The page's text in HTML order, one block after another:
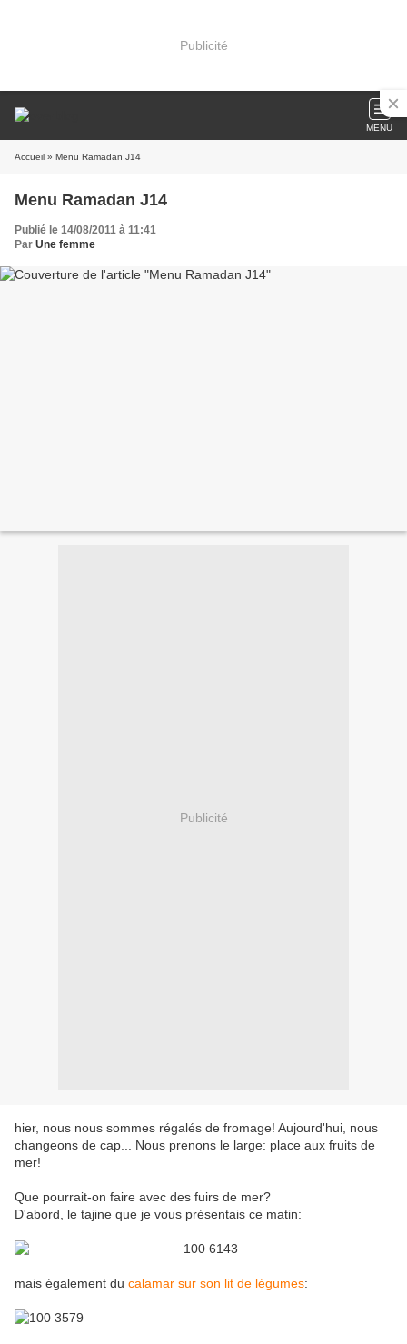
Publicité
MENU
Accueil » Menu Ramadan J14
Menu Ramadan J14
Publié le 14/08/2011 à 11:41
Par Une femme
Publicité
hier, nous nous sommes régalés de fromage! Aujourd'hui, nous
changeons de cap... Nous prenons le large: place aux fruits de
mer!
Que pourrait-on faire avec des fuirs de mer?
D'abord, le tajine que je vous présentais ce matin:
mais également du calamar sur son lit de légumes: